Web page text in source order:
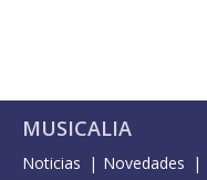
MUSICALIA
Noticias Novedades